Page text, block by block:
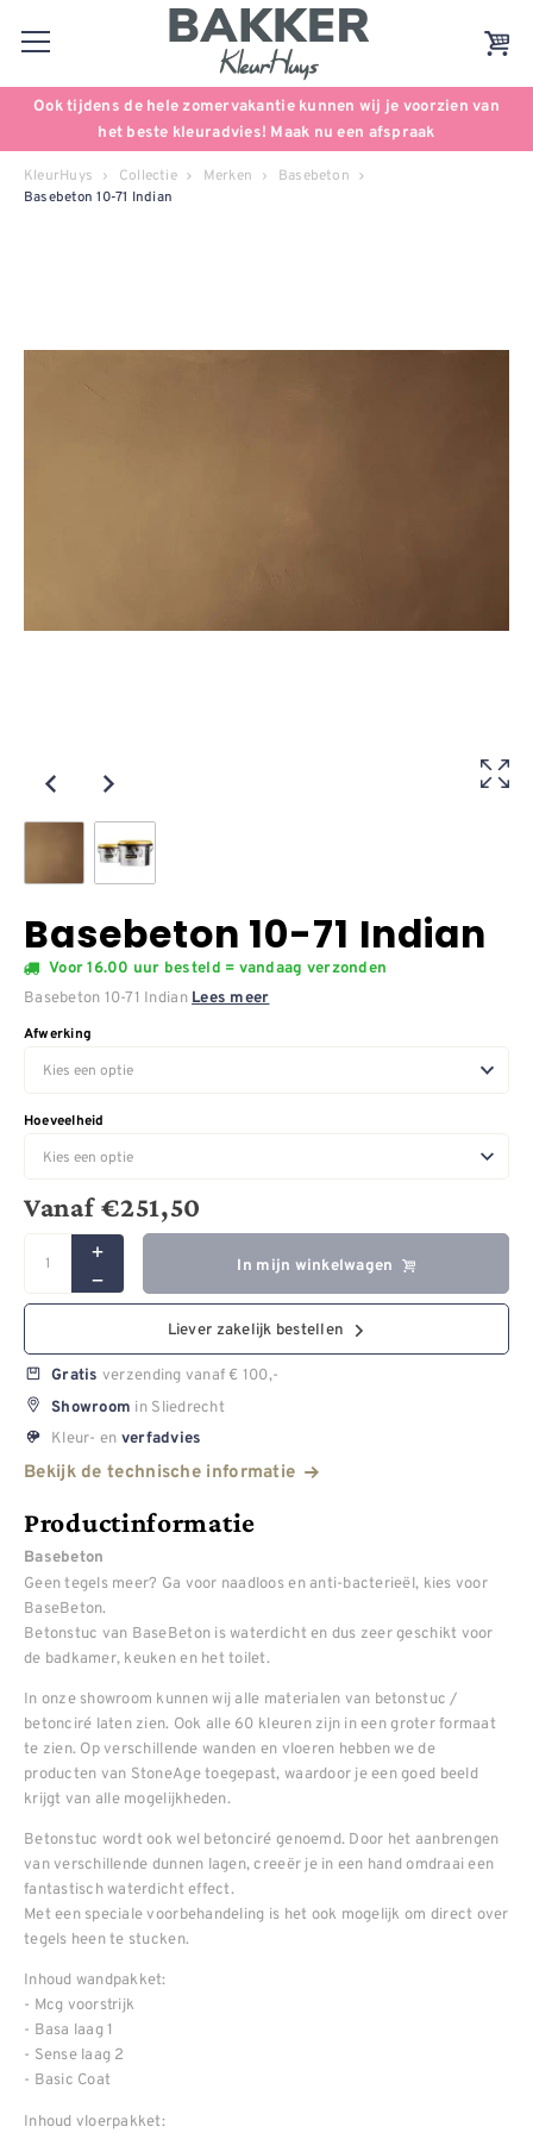
Ook tijdens de hele zomervakantie kunnen wij je voorzien van
het beste kleuradvies! Maak nu een afspraak
KleurHuys Collectie Merken Basebeton
Basebeton 10-71 Indian
Basebeton 10-71 Indian
Voor 16.00 uur besteld = vandaag verzonden
Basebeton 10-71 Indian Lees meer
Afwerking
Hoeveelheid
Vanaf€251,50
In mijn winkelwagen
Liever zakelijk bestellen
Gratis verzending vanaf € 100,-
Showroom in Sliedrecht
Kleur- en verfadvies
Bekijk de technische informatie
Productinformatie
Basebeton
Geen tegels meer? Ga voor naadloos en anti-bacterieël, kies voor
BaseBeton.
Betonstuc van BaseBeton is waterdicht en dus zeer geschikt voor
de badkamer, keuken en het toilet.
In onze showroom kunnen wij alle materialen van betonstuc /
betonciré laten zien. Ook alle 60 kleuren zijn in een groter formaat
te zien. Op verschillende wanden en vloeren hebben we de
producten van StoneAge toegepast, waardoor je een goed beeld
krijgt van alle mogelijkheden.
Betonstuc wordt ook wel betonciré genoemd. Door het aanbrengen
van verschillende dunnen lagen, creeër je in een hand omdraai een
fantastisch waterdicht effect.
Met een speciale voorbehandeling is het ook mogelijk om direct over
tegels heen te stucken.
Inhoud wandpakket:
- Mcg voorstrijk
- Basa laag 1
- Sense laag 2
- Basic Coat
Inhoud vloerpakket: